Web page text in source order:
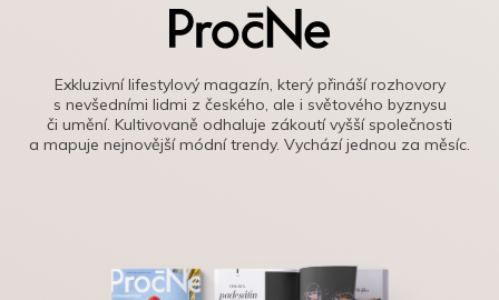
Exkluzivní lifestylový magazín, který přináší rozhovory
s nevšedními lidmi z českého, ale i světového byznysu
či umění. Kultivovaně odhaluje zákoutí vyšší společnosti
a mapuje nejnovější módní trendy. Vychází jednou za měsíc.